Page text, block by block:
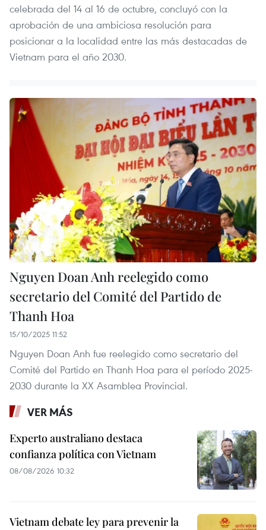
celebrada del 14 al 16 de octubre, concluyó con la
aprobación de una ambiciosa resolución para
posicionar a la localidad entre las más destacadas de
Vietnam para el año 2030.
Nguyen Doan Anh reelegido como
secretario del Comité del Partido de
Thanh Hoa
15/10/2025 11:52
Nguyen Doan Anh fue reelegido como secretario del
Comité del Partido en Thanh Hoa para el período 2025-
2030 durante la XX Asamblea Provincial.
VER MÁS
Experto australiano destaca
confianza política con Vietnam
08/08/2026 10:32
Vietnam debate ley para prevenir la